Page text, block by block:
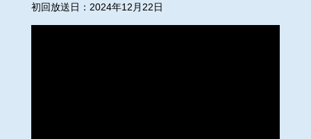
初回放送日：2024年12月22日